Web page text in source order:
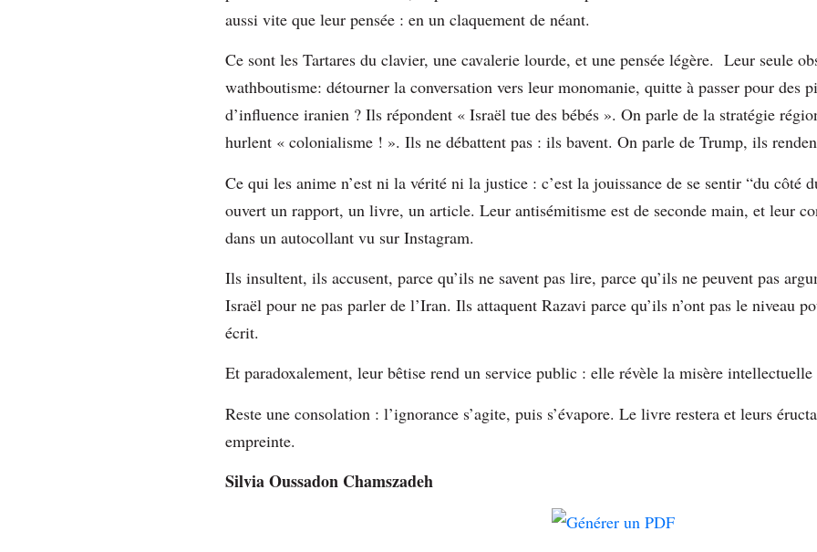
aussi vite que leur pensée : en un claquement de néant.
Ce sont les Tartares du clavier, une cavalerie lourde, et une pensée légère. Leur seule
wathboutisme: détourner la conversation vers leur monomanie, quitte à passer pour des
d’influence iranien ? Ils répondent « Israël tue des bébés ». On parle de la stratégie
hurlent « colonialisme ! ». Ils ne débattent pas : ils bavent. On parle de Trump, ils
Ce qui les anime n’est ni la vérité ni la justice : c’est la jouissance de se sentir “du côté
ouvert un rapport, un livre, un article. Leur antisémitisme est de seconde main, et leur
dans un autocollant vu sur Instagram.
Ils insultent, ils accusent, parce qu’ils ne savent pas lire, parce qu’ils ne peuvent pas
Israël pour ne pas parler de l’Iran. Ils attaquent Razavi parce qu’ils n’ont pas le niveau
écrit.
Et paradoxalement, leur bêtise rend un service public : elle révèle la misère intellectuelle
Reste une consolation : l’ignorance s’agite, puis s’évapore. Le livre restera et leurs
empreinte.
Silvia Oussadon Chamszadeh